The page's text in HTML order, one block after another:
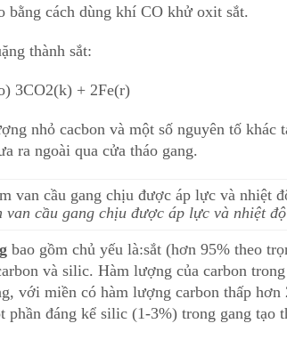
bằng cách dùng khí CO khử oxit sắt.
thành sắt:
3CO2(k) + 2Fe(r)
nhỏ cacbon và một số nguyên tố khác
ra ngoài qua cửa tháo gang.
van cầu gang chịu được áp lực và nhiệt
bao gồm chủ yếu là:sắt (hơn 95% theo
và silic. Hàm lượng của carbon
với miền có hàm lượng carbon thấp hơn
phần đáng kể silic (1-3%) trong gang tạo